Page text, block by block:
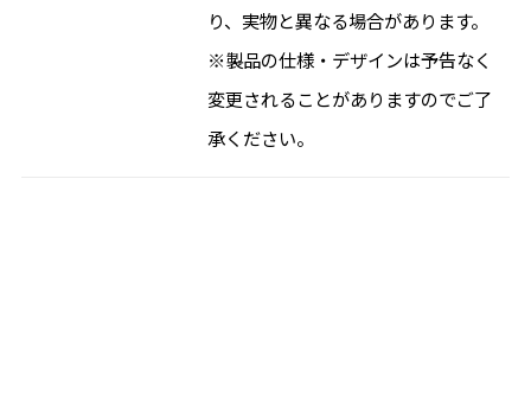
り、実物と異なる場合があります。
※製品の仕様・デザインは予告なく
変更されることがありますのでご了
承ください。